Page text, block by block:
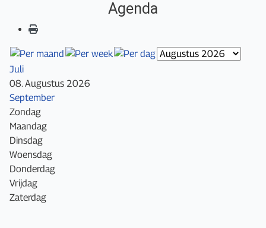
Agenda
Juli
08. Augustus 2026
September
Zondag
Maandag
Dinsdag
Woensdag
Donderdag
Vrijdag
Zaterdag